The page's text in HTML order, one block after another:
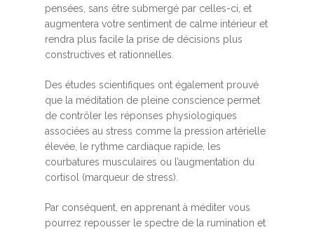
pensées, sans être submergé par celles-ci, et
augmentera votre sentiment de calme intérieur et
rendra plus facile la prise de décisions plus
constructives et rationnelles.
Des études scientifiques ont également prouvé
que la méditation de pleine conscience permet
de contrôler les réponses physiologiques
associées au stress comme la pression artérielle
élevée, le rythme cardiaque rapide, les
courbatures musculaires ou l’augmentation du
cortisol (marqueur de stress).
Par conséquent, en apprenant à méditer vous
pourrez repousser le spectre de la rumination et